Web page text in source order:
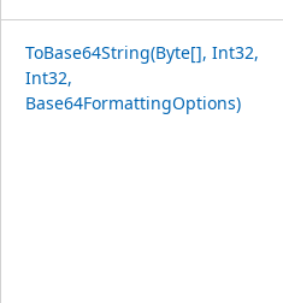
ToBase64String(Byte[], Int32,
Int32,
Base64FormattingOptions)